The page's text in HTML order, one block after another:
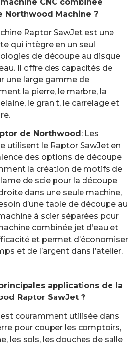
CNC combinée
Northwood Machine ?
Raptor SawJet est une
qui intègre en un seul
de découpe au disque
Il offre des capacités de
une large gamme de
la pierre, le marbre, la
le granit, le carrelage et
de Northwood : Les
utilisent le Raptor SawJet en
des options de découpe
la création de motifs de
de scie pour la découpe
dans une seule machine,
d’une table de découpe au
à scier séparées pour
combinée jet d’eau et
et permet d’économiser
et de l’argent dans l’atelier.
applications de la
Raptor SawJet ?
couramment utilisée dans
pour couper les comptoirs,
les sols, les douches de salle